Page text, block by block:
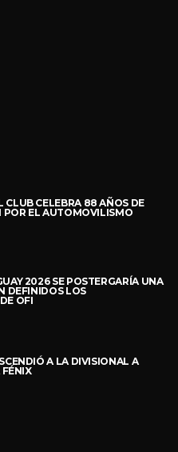
CELEBRA 88 AÑOS DE
POR EL AUTOMOVILISMO
2026 SE POSTERGARÍA UNA
DEFINIDOS LOS
OFI
A LA DIVISIONAL A
FÉNIX